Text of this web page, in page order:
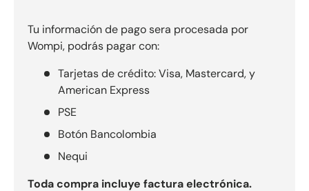
Tu información de pago sera procesada por
Wompi, podrás pagar con:
Tarjetas de crédito: Visa, Mastercard, y
American Express
PSE
Botón Bancolombia
Nequi
Toda compra incluye factura electrónica.